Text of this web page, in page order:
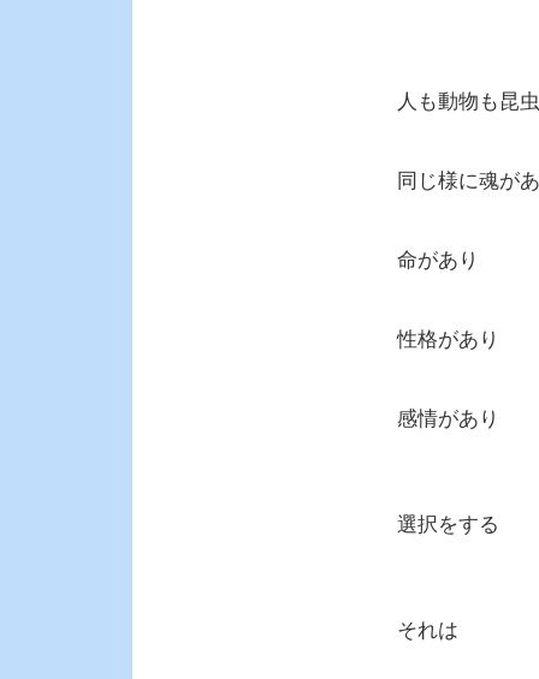
人も動物も昆
同じ様に魂が
命があり
性格があり
感情があり
選択をする
それは